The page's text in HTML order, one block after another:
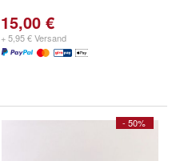
15,00 €
+ 5,95 € Versand
- 50%